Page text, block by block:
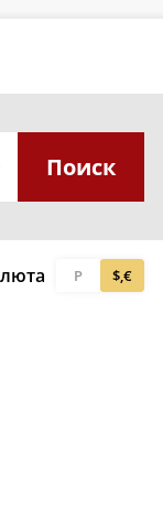
Поиск
Р $,€